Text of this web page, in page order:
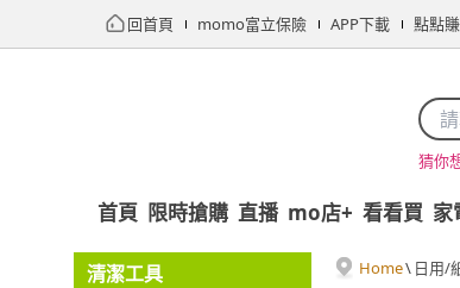
回首頁 momo富立保險 APP下載 點點
猜你
首頁 限時搶購 直播 mo店+ 看看買 家
清潔工具
Home\ 日用/